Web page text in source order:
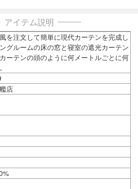
アイテム説明
を注文して簡単に現代カーテンを完成し
グルームの床の窓と寝室の遮光カーテン
ーテンの頭のように何メートルごとに何
店